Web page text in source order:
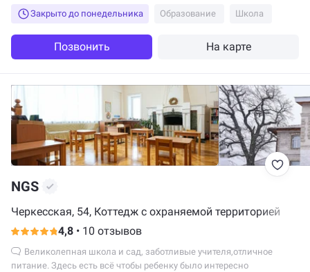
Закрыто до понедельника Образование Школа
Позвонить На карте
NGS
Черкесская, 54, Коттедж с охраняемой территорией
4,8 • 10 отзывов
питание. Здесь есть всё чтобы ребенку было интересно